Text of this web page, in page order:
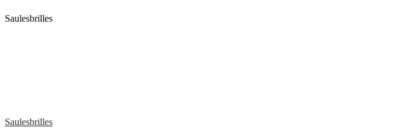
Saulesbrilles
Saulesbrilles